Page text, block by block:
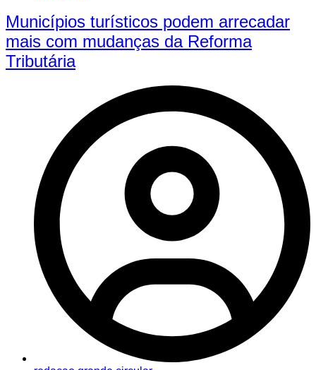
Municípios turísticos podem arrecadar
mais com mudanças da Reforma
Tributária